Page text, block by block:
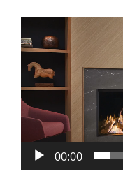
video
00:00